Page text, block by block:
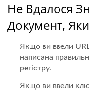
Не Вдалося
Документ,
Якщо ви ввели
написана
регістру.
Якщо ви ввели